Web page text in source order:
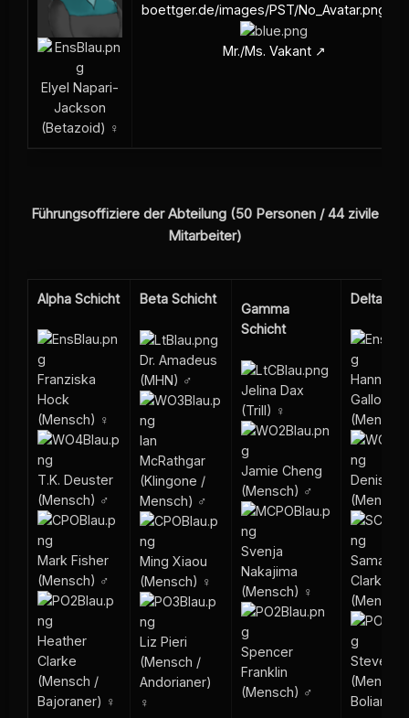
Elyel Napari-
Jackson
(Betazoid) ♀
boettger.de/images/PST/No_Avatar.png
Mr./Ms. Vakant
Führungsoffiziere der Abteilung (50 Personen / 44 zivile
Mitarbeiter)
Alpha Schicht
Franziska
Hock
(Mensch) ♀
T.K. Deuster
(Mensch) ♂
Mark Fisher
(Mensch) ♂
Heather
Clarke
(Mensch /
Bajoraner) ♀
Beta Schicht
Dr. Amadeus
(MHN) ♂
Ian
McRathgar
(Klingone /
Mensch) ♂
Ming Xiaou
(Mensch) ♀
Liz Pieri
(Mensch /
Andorianer)
♀
Gamma
Schicht
Jelina Dax
(Trill) ♀
Jamie Cheng
(Mensch) ♂
Svenja
Nakajima
(Mensch) ♀
Spencer
Franklin
(Mensch) ♂
Delta
Hannah
Galloway
Denise
Clark
Steve
(Mensch